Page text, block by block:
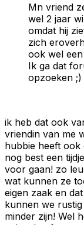
Mn vriend
wel 2 jaar
omdat hij
zich
ook wel
Ik ga dat
opzoeken ;)
ik heb dat ook
vriendin van me
hubbie heeft ook
nog best een
voor gaan! zo
wat kunnen ze
eigen zaak en
kunnen we
minder zijn! Wel